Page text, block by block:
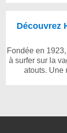
Découvrez
Fondée en
à surfer sur la
atouts. Une